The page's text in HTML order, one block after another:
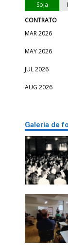
Soja
CONTRATO
MAR 2026
MAY 2026
JUL 2026
AUG 2026
Galeria de